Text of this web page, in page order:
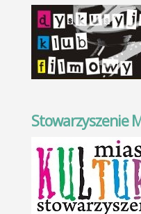
Stowarzyszenie